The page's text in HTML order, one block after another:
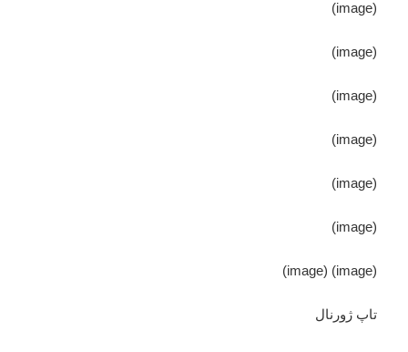
(image)
(image)
(image)
(image)
(image)
(image)
(image) (image)
تاپ ژورنال